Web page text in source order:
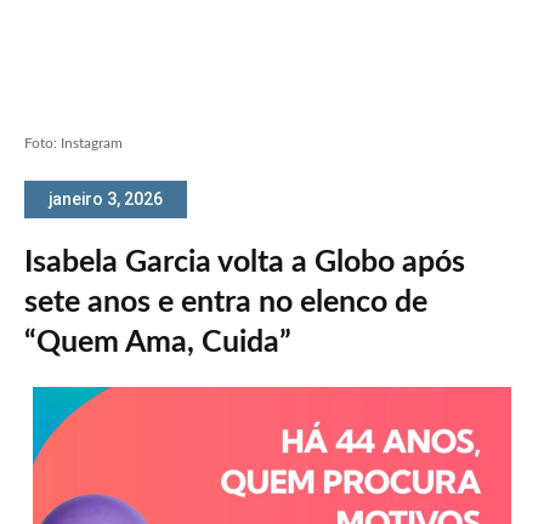
Foto: Instagram
janeiro 3, 2026
Isabela Garcia volta a Globo após
sete anos e entra no elenco de
“Quem Ama, Cuida”